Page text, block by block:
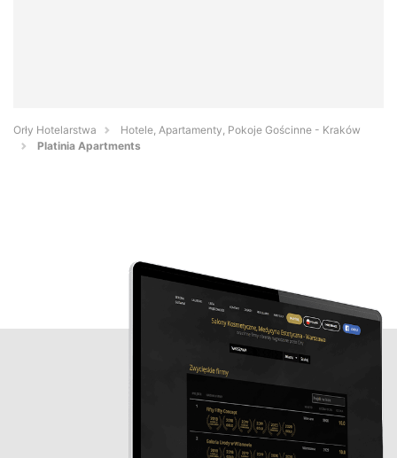
Orły Hotelarstwa
Hotele, Apartamenty, Pokoje Gościnne - Kraków
Platinia Apartments